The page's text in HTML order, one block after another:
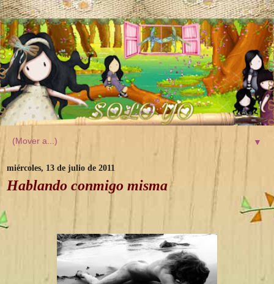
▼
miércoles, 13 de julio de 2011
Hablando conmigo misma